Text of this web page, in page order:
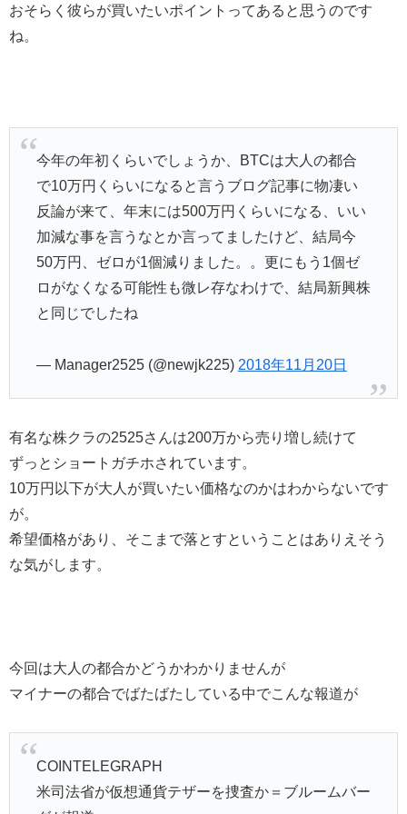
おそらく彼らが買いたいポイントってあると思うのです
ね。
今年の年初くらいでしょうか、BTCは大人の都合
で10万円くらいになると言うブログ記事に物凄い
反論が来て、年末には500万円くらいになる、いい
加減な事を言うなとか言ってましたけど、結局今
50万円、ゼロが1個減りました。。更にもう1個ゼ
ロがなくなる可能性も微レ存なわけで、結局新興株
と同じでしたね
— Manager2525 (@newjk225) 2018年11月20日
有名な株クラの2525さんは200万から売り増し続けて
ずっとショートガチホされています。
10万円以下が大人が買いたい価格なのかはわからないです
が。
希望価格があり、そこまで落とすということはありえそう
な気がします。
今回は大人の都合かどうかわかりませんが
マイナーの都合でばたばたしている中でこんな報道が
COINTELEGRAPH
米司法省が仮想通貨テザーを捜査か＝ブルームバー